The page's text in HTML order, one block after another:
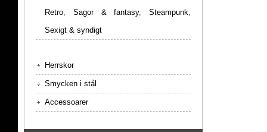
Retro, Sagor & fantasy, Steampunk,
Sexigt & syndigt
Herrskor
Smycken i stål
Accessoarer